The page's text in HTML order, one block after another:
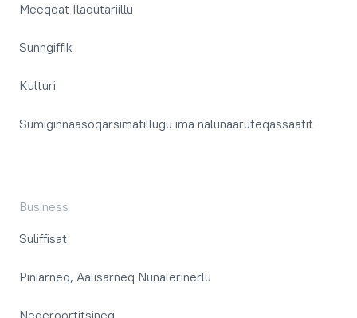
Meeqqat Ilaqutariillu
Sunngiffik
Kulturi
Sumiginnaasoqarsimatillugu ima nalunaaruteqassaatit
Business
Suliffisat
Piniarneq, Aalisarneq Nunalerinerlu
Neqeroortitsineq